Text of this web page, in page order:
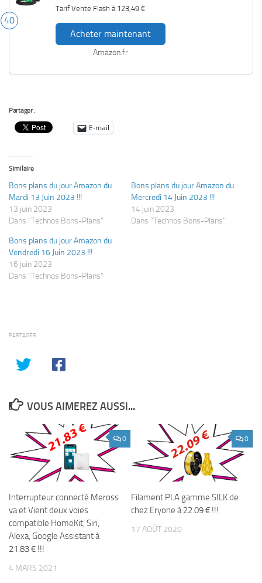
40
Tarif Vente Flash à 123,49 €
Acheter maintenant
Amazon.fr
Partager :
E-mail
Similaire
Bons plans du jour Amazon du
Mardi 13 Juin 2023 !!!
13 juin 2023
Dans "Technos Bons-Plans"
Bons plans du jour Amazon du
Mercredi 14 Juin 2023 !!!
14 juin 2023
Dans "Technos Bons-Plans"
Bons plans du jour Amazon du
Vendredi 16 Juin 2023 !!!
16 juin 2023
Dans "Technos Bons-Plans"
PARTAGER
VOUS AIMEREZ AUSSI...
0
Interrupteur connecté Meross
va et Vient deux voies
compatible HomeKit, Siri,
Alexa, Google Assistant à
21.83 € !!!
4 MARS 2021
0
Filament PLA gamme SILK de
chez Eryone à 22.09 € !!!
17 AOÛT 2020